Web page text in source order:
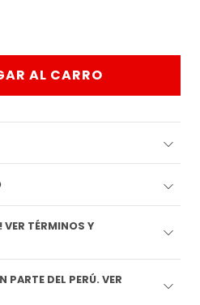
AL CARRO
PARTE DEL PERÚ. VER